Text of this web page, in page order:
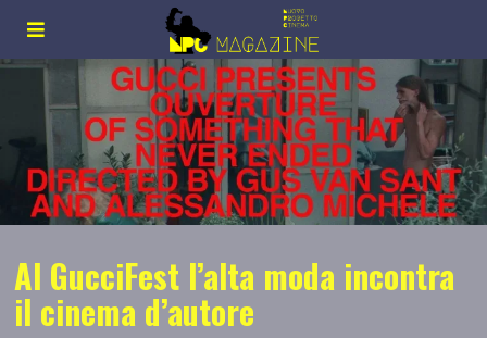
Al GucciFest l’alta moda incontra
il cinema d’autore